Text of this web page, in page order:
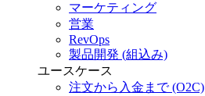
マーケティング
営業
RevOps
製品開発 (組込み)
ユースケース
注文から入金まで (O2C)